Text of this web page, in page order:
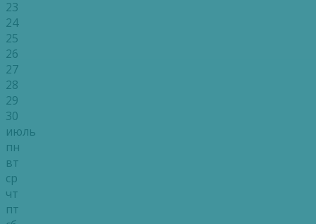
23
24
25
26
27
28
29
30
июль
пн
вт
ср
чт
пт